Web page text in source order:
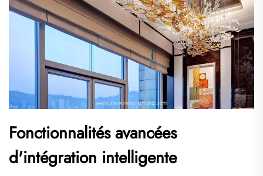
Fonctionnalités avancées
d'intégration intelligente